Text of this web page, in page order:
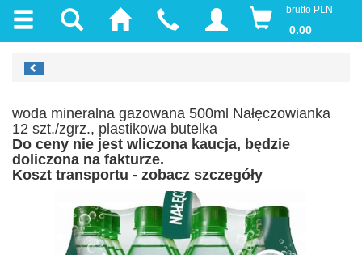
brutto PLN
0.00
woda mineralna gazowana 500ml Nałęczowianka
12 szt./zgrz., plastikowa butelka
Do ceny nie jest wliczona kaucja, będzie
doliczona na fakturze.
Koszt transportu - zobacz szczegóły